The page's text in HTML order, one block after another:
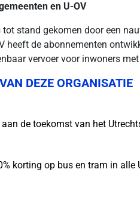
en U-OV
stand gekomen door een
heeft de abonnementen
vervoer voor inwoners
DEZE ORGANISATIE
de toekomst van het
korting op bus en tram in alle